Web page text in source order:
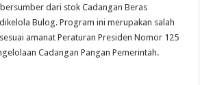
dari stok Cadangan Beras
Bulog. Program ini merupakan salah
amanat Peraturan Presiden Nomor 125
Cadangan Pangan Pemerintah.